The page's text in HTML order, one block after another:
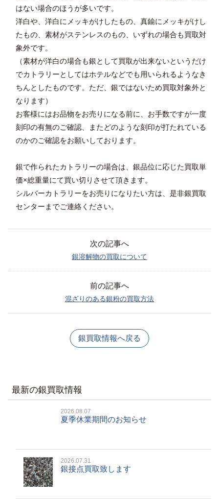
はない場合のほうが多いです。
洋白や、洋白にメッキがけしたもの、真鍮にメッキがけし
たもの、素材がステンレスのもの、いずれの場合も買取対
象外です。
（素材が洋白の場合も銀として買取が出来ないというだけ
でカトラリーとしてはホテルなどでも用いられるようなき
ちんとしたものです。ただ、銀ではないため買取対象外と
なります）
お客様にはお品物をお売りになる前に、お手数ですが一度
刻印の有無のご確認、またどのような刻印が打たれている
のかのご確認をお願いしております。
銀で作られたカトラリーの場合は、銀品位に応じた買取単
価×総重量にて買い切りさせて頂きます。
シルバーカトラリーをお売りになりたい方は、是非銀買取
センターまでご連絡ください。
次の記事へ
銀溶解物の買取について
前の記事へ
混ざりのある銀粉の買取方法
銀買取情報へ戻る
最新の銀買取情報
2026.08.07
夏季休業期間のお知らせ
2026.07.31
銀接点買取致します